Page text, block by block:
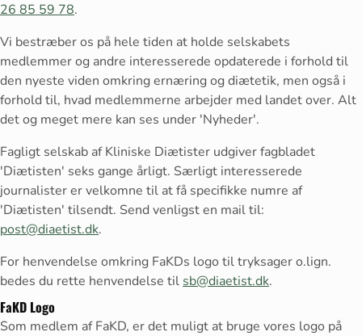
26 85 59 78.
Vi bestræber os på hele tiden at holde selskabets
medlemmer og andre interesserede opdaterede i forhold til
den nyeste viden omkring ernæring og diætetik, men også i
forhold til, hvad medlemmerne arbejder med landet over. Alt
det og meget mere kan ses under 'Nyheder'.
Fagligt selskab af Kliniske Diætister udgiver fagbladet
'Diætisten' seks gange årligt. Særligt interesserede
journalister er velkomne til at få specifikke numre af
'Diætisten' tilsendt. Send venligst en mail til:
post@diaetist.dk.
For henvendelse omkring FaKDs logo til tryksager o.lign.
bedes du rette henvendelse til sb@diaetist.dk.
FaKD Logo
Som medlem af FaKD, er det muligt at bruge vores logo på